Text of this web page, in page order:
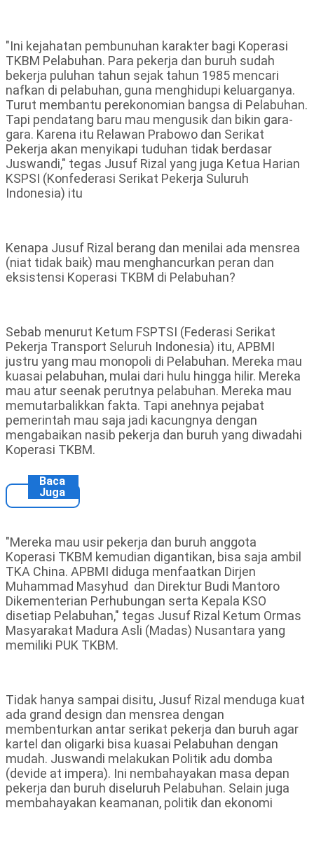
"Ini kejahatan pembunuhan karakter bagi Koperasi
TKBM Pelabuhan. Para pekerja dan buruh sudah
bekerja puluhan tahun sejak tahun 1985 mencari
nafkan di pelabuhan, guna menghidupi keluarganya.
Turut membantu perekonomian bangsa di Pelabuhan.
Tapi pendatang baru mau mengusik dan bikin gara-
gara. Karena itu Relawan Prabowo dan Serikat
Pekerja akan menyikapi tuduhan tidak berdasar
Juswandi," tegas Jusuf Rizal yang juga Ketua Harian
KSPSI (Konfederasi Serikat Pekerja Suluruh
Indonesia) itu
Kenapa Jusuf Rizal berang dan menilai ada mensrea
(niat tidak baik) mau menghancurkan peran dan
eksistensi Koperasi TKBM di Pelabuhan?
Sebab menurut Ketum FSPTSI (Federasi Serikat
Pekerja Transport Seluruh Indonesia) itu, APBMI
justru yang mau monopoli di Pelabuhan. Mereka mau
kuasai pelabuhan, mulai dari hulu hingga hilir. Mereka
mau atur seenak perutnya pelabuhan. Mereka mau
memutarbalikkan fakta. Tapi anehnya pejabat
pemerintah mau saja jadi kacungnya dengan
mengabaikan nasib pekerja dan buruh yang diwadahi
Koperasi TKBM.
Baca
Juga
"Mereka mau usir pekerja dan buruh anggota
Koperasi TKBM kemudian digantikan, bisa saja ambil
TKA China. APBMI diduga menfaatkan Dirjen
Muhammad Masyhud dan Direktur Budi Mantoro
Dikementerian Perhubungan serta Kepala KSO
disetiap Pelabuhan," tegas Jusuf Rizal Ketum Ormas
Masyarakat Madura Asli (Madas) Nusantara yang
memiliki PUK TKBM.
Tidak hanya sampai disitu, Jusuf Rizal menduga kuat
ada grand design dan mensrea dengan
membenturkan antar serikat pekerja dan buruh agar
kartel dan oligarki bisa kuasai Pelabuhan dengan
mudah. Juswandi melakukan Politik adu domba
(devide at impera). Ini nembahayakan masa depan
pekerja dan buruh diseluruh Pelabuhan. Selain juga
membahayakan keamanan, politik dan ekonomi